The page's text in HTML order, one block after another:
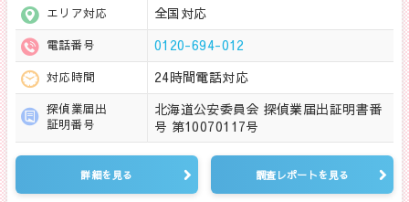
エリア対応 全国対応
電話番号 0120-694-012
対応時間 24時間電話対応
探偵業届出
証明番号
北海道公安委員会 探偵業届出証明書番
号 第10070117号
詳細を見る 調査レポートを見る